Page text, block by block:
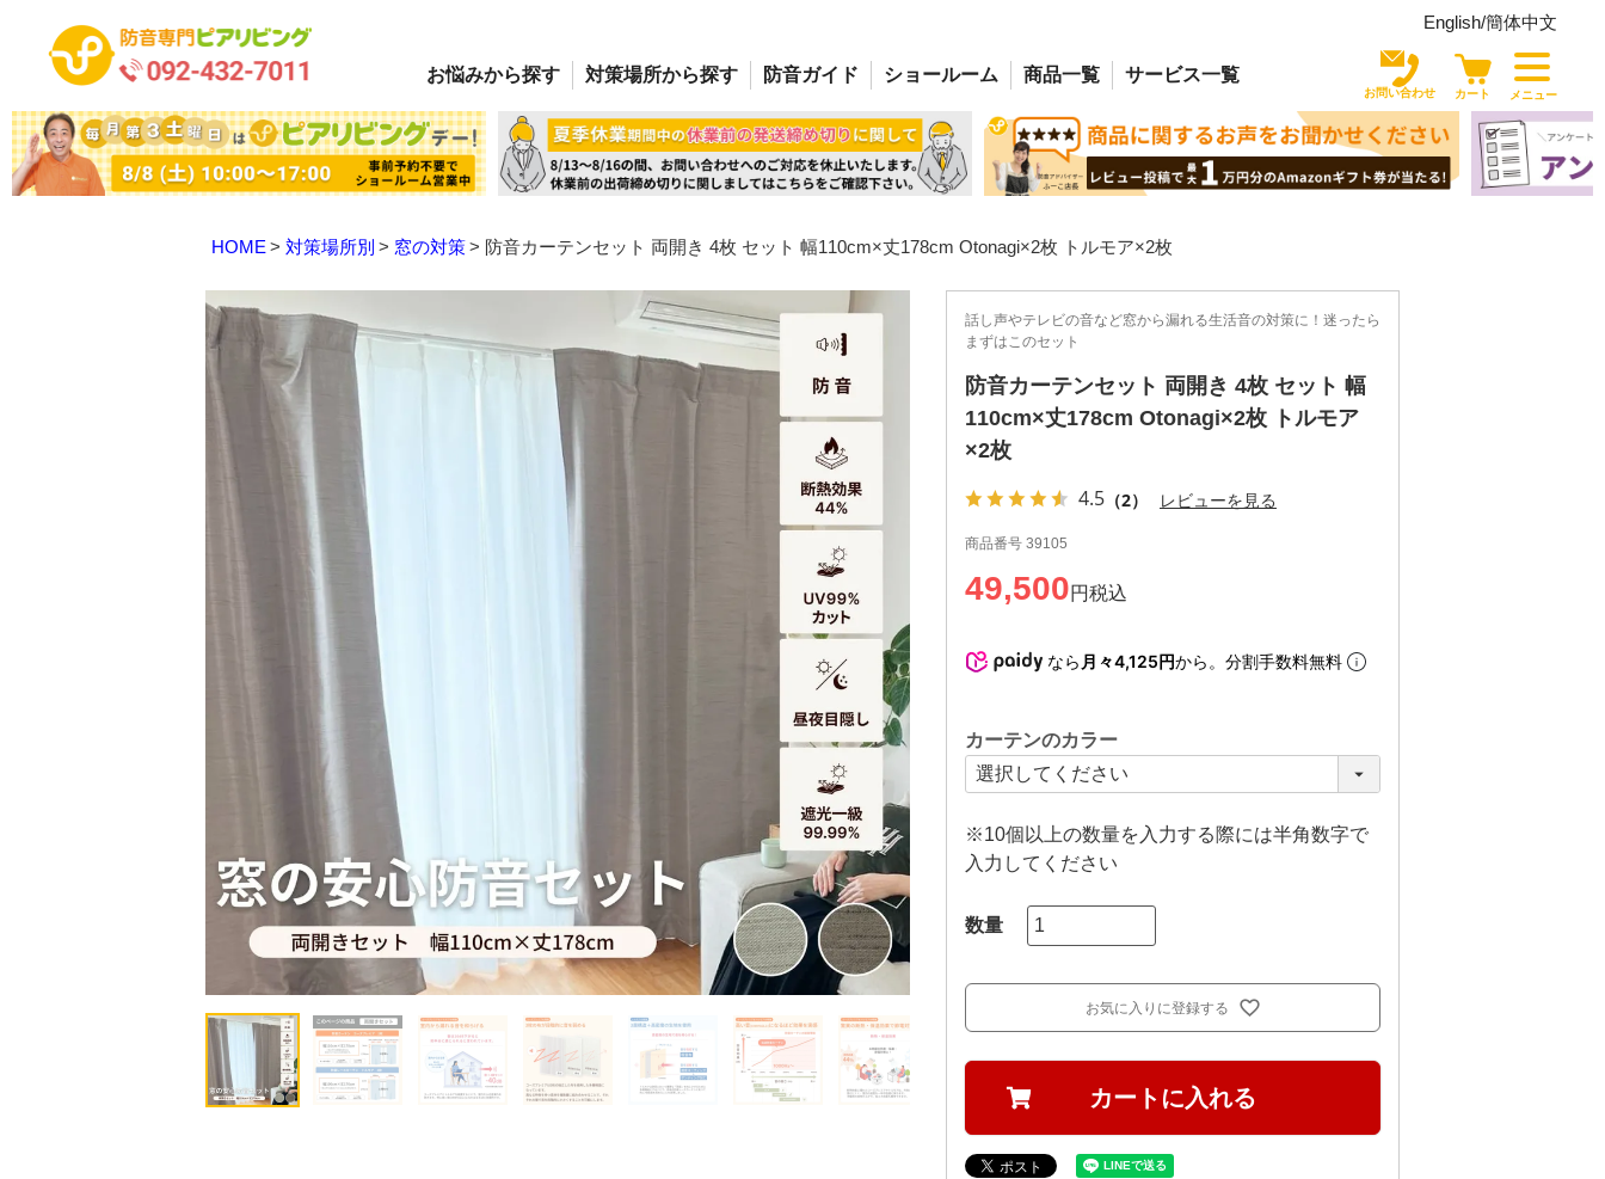
English/簡体中文
お悩みから探す 対策場所から探す 防音ガイド ショールーム 商品一覧 サービス一覧
お問い合わせ カート メニュー
HOME 対策場所別 窓の対策 防音カーテンセット 両開き 4枚 セット 幅110cm×丈178cm Otonagi×2枚 トルモア×2枚
話し声やテレビの音など窓から漏れる生活音の対策に！迷ったら
まずはこのセット
防音カーテンセット 両開き 4枚 セット 幅
110cm×丈178cm Otonagi×2枚 トルモア
×2枚
4.5 （2） レビューを見る
商品番号 39105
49,500 税込
なら 月々4,125円から。分割手数料無料
カーテンのカラー
※10個以上の数量を入力する際には半角数字で
入力してください
お気に入りに登録する
カートに入れる